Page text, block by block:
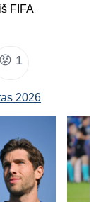
FIFA
😡 1
2026